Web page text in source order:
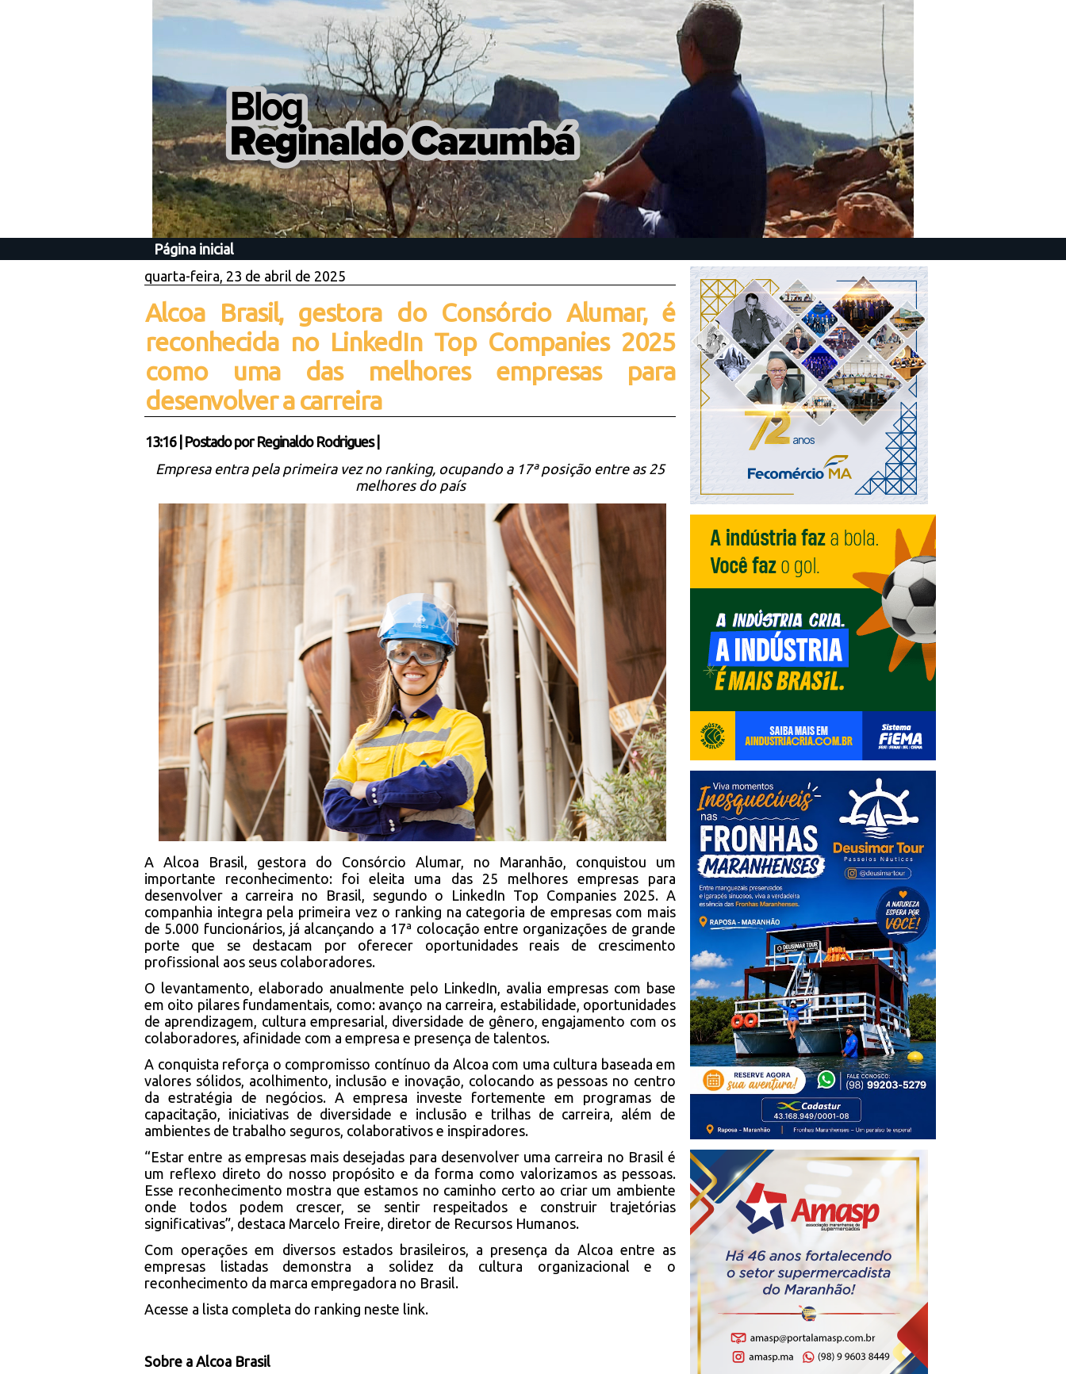
Página inicial
quarta-feira, 23 de abril de 2025
Alcoa Brasil, gestora do Consórcio Alumar, é
reconhecida no LinkedIn Top Companies 2025
como uma das melhores empresas para
desenvolver a carreira
13:16| Postado por Reginaldo Rodrigues
Empresa entra pela primeira vez no ranking, ocupando a 17ª posição entre as 25
melhores do país
A Alcoa Brasil, gestora do Consórcio Alumar, no Maranhão, conquistou um
importante reconhecimento: foi eleita uma das 25 melhores empresas para
desenvolver a carreira no Brasil, segundo o LinkedIn Top Companies 2025. A
companhia integra pela primeira vez o ranking na categoria de empresas com mais
de 5.000 funcionários, já alcançando a 17ª colocação entre organizações de grande
porte que se destacam por oferecer oportunidades reais de crescimento
profissional aos seus colaboradores.
O levantamento, elaborado anualmente pelo LinkedIn, avalia empresas com base
em oito pilares fundamentais, como: avanço na carreira, estabilidade, oportunidades
de aprendizagem, cultura empresarial, diversidade de gênero, engajamento com os
colaboradores, afinidade com a empresa e presença de talentos.
A conquista reforça o compromisso contínuo da Alcoa com uma cultura baseada em
valores sólidos, acolhimento, inclusão e inovação, colocando as pessoas no centro
da estratégia de negócios. A empresa investe fortemente em programas de
capacitação, iniciativas de diversidade e inclusão e trilhas de carreira, além de
ambientes de trabalho seguros, colaborativos e inspiradores.
“Estar entre as empresas mais desejadas para desenvolver uma carreira no Brasil é
um reflexo direto do nosso propósito e da forma como valorizamos as pessoas.
Esse reconhecimento mostra que estamos no caminho certo ao criar um ambiente
onde todos podem crescer, se sentir respeitados e construir trajetórias
significativas”, destaca Marcelo Freire, diretor de Recursos Humanos.
Com operações em diversos estados brasileiros, a presença da Alcoa entre as
empresas listadas demonstra a solidez da cultura organizacional e o
reconhecimento da marca empregadora no Brasil.
Acesse a lista completa do ranking neste link.
Sobre a Alcoa Brasil